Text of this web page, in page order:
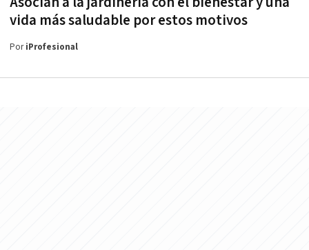
vida más saludable por estos motivos
PoriProfesional